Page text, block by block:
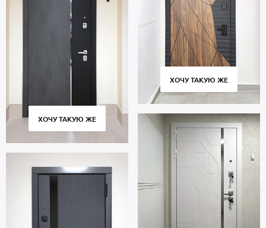
ХОЧУ ТАКУЮ ЖЕ
ХОЧУ ТАКУЮ ЖЕ